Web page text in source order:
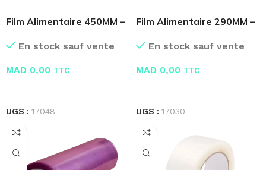
Film Alimentaire 450MM –
En stock sauf vente
MAD 0,00 TTC
UGS : 17048
Film Alimentaire 290MM –
En stock sauf vente
MAD 0,00 TTC
UGS : 17030